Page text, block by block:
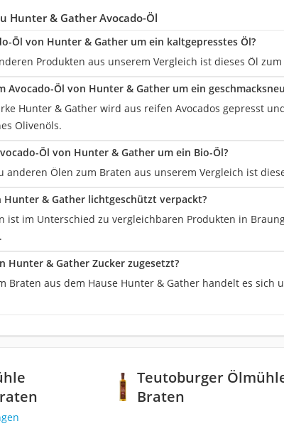
Hunter & Gather Avocado-Öl
Öl von Hunter & Gather um ein kaltgepresstes Öl?
Produkten aus unserem Vergleich ist dieses Öl
Avocado-Öl von Hunter & Gather um ein
Hunter & Gather wird aus reifen Avocados gepresst
Olivenöls.
Öl von Hunter & Gather um ein Bio-Öl?
anderen Ölen zum Braten aus unserem Vergleich ist
Hunter & Gather lichtgeschützt verpackt?
ist im Unterschied zu vergleichbaren Produkten in
Hunter & Gather Zucker zugesetzt?
Braten aus dem Hause Hunter & Gather handelt es sich
Teutoburger
Braten